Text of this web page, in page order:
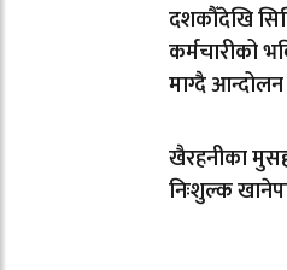
दशकौँदेखि
कर्मचारीको
माग्दै आन्दोलन
खैरहनीका
निःशुल्क